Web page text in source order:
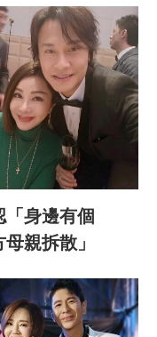
身邊有個
親拆散」